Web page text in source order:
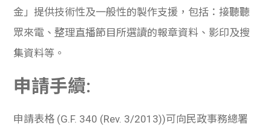
金」提供技術性及一般性的製作支援，包括：接聽聽
眾來電、整理直播節目所選讀的報章資料、影印及搜
集資料等。
申請手續:
申請表格 (G.F. 340 (Rev. 3/2013))可向民政事務總署